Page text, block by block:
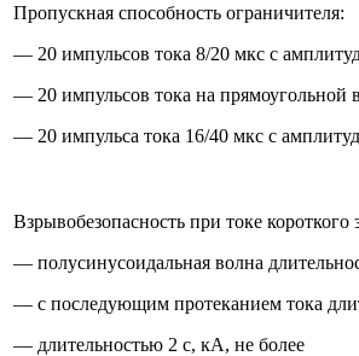
Пропускная способность ограничителя:
— 20 импульсов тока 8/20 мкс с
— 20 импульсов тока на прямоугольной
— 20 импульса тока 16/40 мкс с
Взрывобезопасность при токе короткого
— полусинусоидальная волна
— с последующим протеканием тока
— длительностью 2 с, кА, не более